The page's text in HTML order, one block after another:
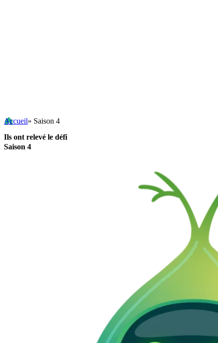
Accueil» Saison 4
Ils ont relevé le défi
Saison 4